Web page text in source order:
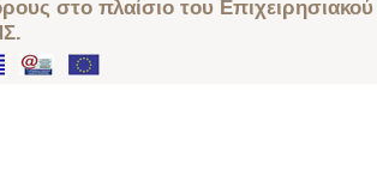
στο πλαίσιο του